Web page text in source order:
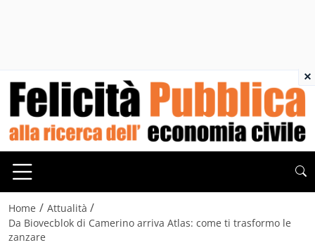
Home / Attualità /
Da Biovecblok di Camerino arriva Atlas: come ti trasformo le
zanzare
×